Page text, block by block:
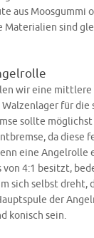
aus Moosgummi
Materialien sind
wir eine
für die
sollte
da diese
eine Angelrolle
4:1 besitzt,
sich selbst dreht,
der
konisch sein.